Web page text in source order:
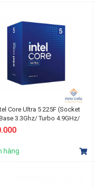
Core Ultra 5 225F (Socket
3.3Ghz/ Turbo 4.9GHz/
10 Threads/ Cache 20Mb)
hàng